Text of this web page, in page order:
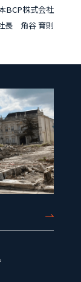
BCP株式会社
長
角谷 育則